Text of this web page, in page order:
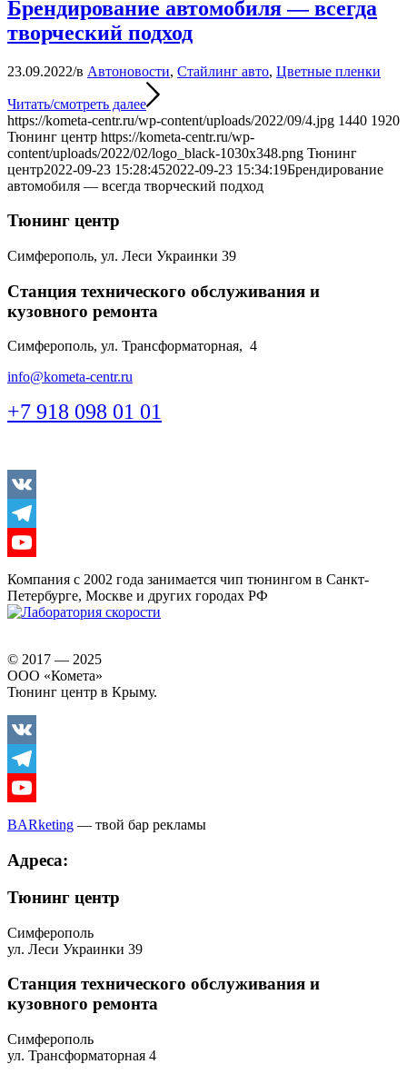
Брендирование автомобиля — всегда
творческий подход
23.09.2022/в Автоновости, Стайлинг авто, Цветные пленки
Читать/смотреть далее
https://kometa-centr.ru/wp-content/uploads/2022/09/4.jpg 1440 1920
Тюнинг центр https://kometa-centr.ru/wp-
content/uploads/2022/02/logo_black-1030x348.png Тюнинг
центр2022-09-23 15:28:452022-09-23 15:34:19Брендирование
автомобиля — всегда творческий подход
Тюнинг центр
Симферополь, ул. Леси Украинки 39
Станция технического обслуживания и
кузовного ремонта
Симферополь, ул. Трансформаторная, 4
info@kometa-centr.ru
+7 918 098 01 01
Vkontakte
Telegram
Youtube
Компания с 2002 года занимается чип тюнингом в Санкт-
Петербурге, Москве и других городах РФ
© 2017 — 2025
ООО «Комета»
Тюнинг центр в Крыму.
Vkontakte
Telegram
Youtube
BARketing — твой бар рекламы
Адреса:
Тюнинг центр
Симферополь
ул. Леси Украинки 39
Станция технического обслуживания и
кузовного ремонта
Симферополь
ул. Трансформаторная 4